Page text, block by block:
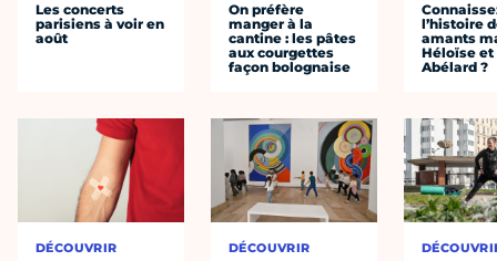
Les concerts
parisiens à voir en
août
DÉCOUVRIR
On préfère
manger à la
cantine : les pâtes
aux courgettes
façon bolognaise
DÉCOUVRIR
l’histoire
amants
Héloïse et
Abélard ?